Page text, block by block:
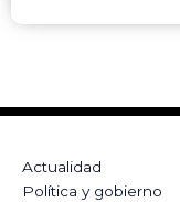
Actualidad
Política y gobierno